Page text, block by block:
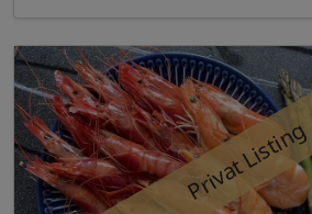
Privat Listing